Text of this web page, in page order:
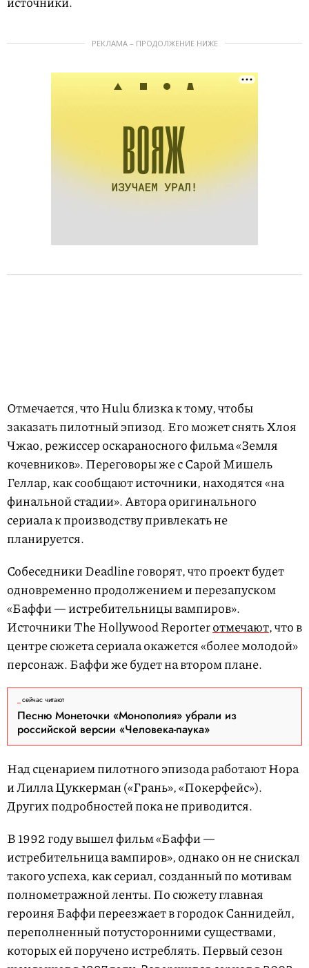
РЕКЛАМА – ПРОДОЛЖЕНИЕ НИЖЕ
Отмечается, что Hulu близка к тому, чтобы
заказать пилотный эпизод. Его может снять Хлоя
Чжао, режиссер оскараносного фильма «Земля
кочевников». Переговоры же с Сарой Мишель
Геллар, как сообщают источники, находятся «на
финальной стадии». Автора оригинального
сериала к производству привлекать не
планируется.
Собеседники Deadline говорят, что проект будет
одновременно продолжением и перезапуском
«Баффи — истребительницы вампиров».
Источники The Hollywood Reporterотмечают, что в
центре сюжета сериала окажется «более молодой»
персонаж. Баффи же будет на втором плане.
сейчас читают
Песню Монеточки «Монополия» убрали из
российской версии «Человека-паука»
Над сценарием пилотного эпизода работают Нора
и Лилла Цуккерман («Грань», «Покерфейс»).
Других подробностей пока не приводится.
В 1992 году вышел фильм «Баффи —
истребительница вампиров», однако он не снискал
такого успеха, как сериал, созданный по мотивам
полнометражной ленты. По сюжету главная
героиня Баффи переезжает в городок Саннидейл,
переполненный потусторонними существами,
которых ей поручено истреблять. Первый сезон